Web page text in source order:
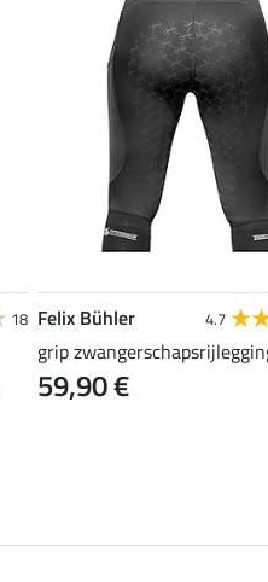
18 Felix Bühler 4.7
grip
59,90 €